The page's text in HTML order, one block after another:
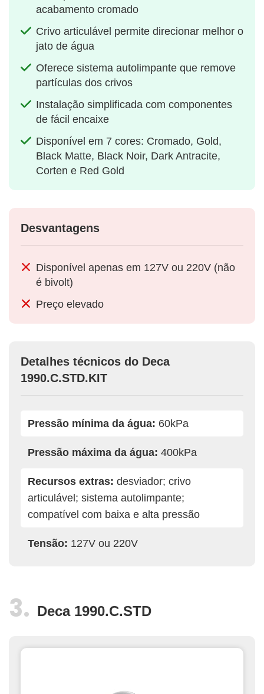
acabamento cromado
Crivo articulável permite direcionar melhor o
jato de água
Oferece sistema autolimpante que remove
partículas dos crivos
Instalação simplificada com componentes
de fácil encaixe
Disponível em 7 cores: Cromado, Gold,
Black Matte, Black Noir, Dark Antracite,
Corten e Red Gold
Desvantagens
Disponível apenas em 127V ou 220V (não
é bivolt)
Preço elevado
Detalhes técnicos do Deca
1990.C.STD.KIT
Pressão mínima da água: 60kPa
Pressão máxima da água: 400kPa
Recursos extras: desviador; crivo
articulável; sistema autolimpante;
compatível com baixa e alta pressão
Tensão: 127V ou 220V
Deca 1990.C.STD